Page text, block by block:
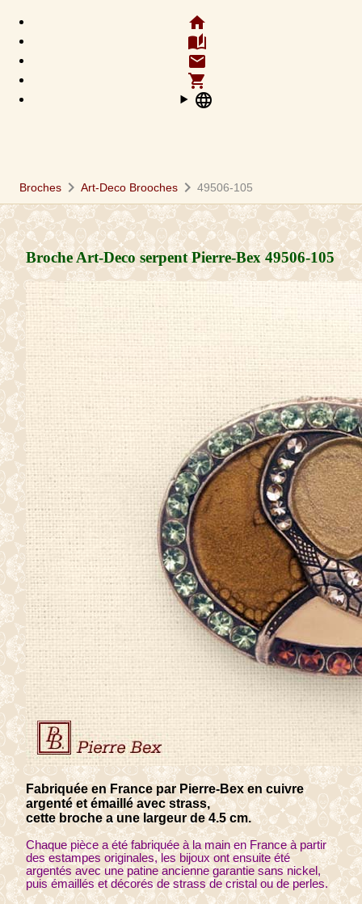
home
auto_stories
email
shopping_cart
language
Broches chevron_right Art-Deco Brooches chevron_right 49506-105
Broche Art-Deco serpent Pierre-Bex49506-105
Fabriquée en France par Pierre-Bex en cuivre
argenté et émaillé avec strass,
cette broche a une largeur de 4.5 cm.
Chaque pièce a été fabriquée à la main en France à partir
des estampes originales, les bijoux ont ensuite été
argentés avec une patine ancienne garantie sans nickel,
puis émaillés et décorés de strass de cristal ou de perles.